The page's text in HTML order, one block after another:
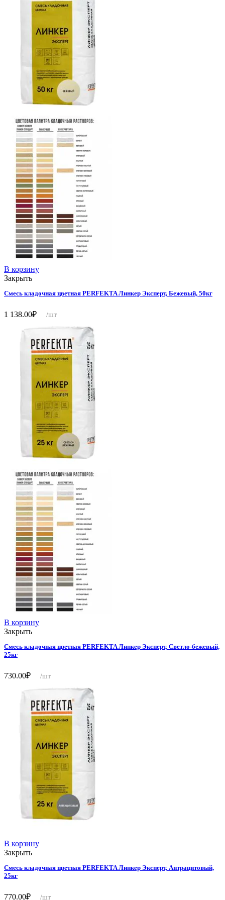
В корзину
Закрыть
Смесь кладочная цветная PERFEKTA Линкер Эксперт, Бежевый, 50кг
1 138.00₽ /шт
В корзину
Закрыть
Смесь кладочная цветная PERFEKTA Линкер Эксперт, Светло-бежевый,
25кг
730.00₽ /шт
В корзину
Закрыть
Смесь кладочная цветная PERFEKTA Линкер Эксперт, Антрацитовый,
25кг
770.00₽ /шт